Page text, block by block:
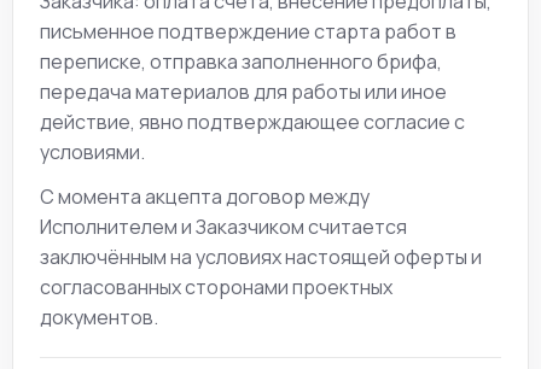
письменное подтверждение старта работ в
переписке, отправка заполненного брифа,
передача материалов для работы или иное
действие, явно подтверждающее согласие с
условиями.
С момента акцепта договор между
Исполнителем и Заказчиком считается
заключённым на условиях настоящей оферты и
согласованных сторонами проектных
документов.